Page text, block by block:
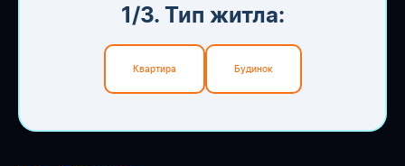
1/3. Тип житла:
Квартира Будинок